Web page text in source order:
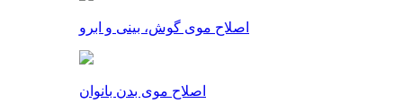
اصلاح موی گوش، بینی و ابرو
اصلاح موی بدن بانوان